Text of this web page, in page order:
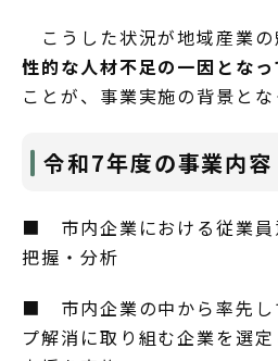
こうした状況が地域産業
性的な人材不足の一因とな
ことが、事業実施の背景とな
令和7年度の事業内容
■ 市内企業における従業員
把握・分析
■ 市内企業の中から率先し
プ解消に取り組む企業を選